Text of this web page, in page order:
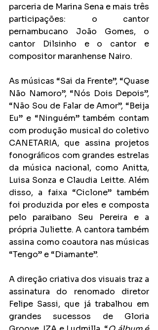
parceria de Marina Sena e mais três
participações: o cantor
pernambucano João Gomes, o
cantor Dilsinho e o cantor e
compositor maranhense Nairo.
As músicas “Sai da Frente”, “Quase
Não Namoro”, “Nós Dois Depois”,
“Não Sou de Falar de Amor”, “Beija
Eu” e “Ninguém” também contam
com produção musical do coletivo
CANETARIA, que assina projetos
fonográﬁcos com grandes estrelas
da música nacional, como Anitta,
Luisa Sonza e Claudia Leitte. Além
disso, a faixa “Ciclone” também
foi produzida por eles e composta
pelo paraibano Seu Pereira e a
própria Juliette. A cantora também
assina como coautora nas músicas
“Tengo” e “Diamante”.
A direção criativa dos visuais traz a
assinatura do renomado diretor
Felipe Sassi, que já trabalhou em
grandes sucessos de Gloria